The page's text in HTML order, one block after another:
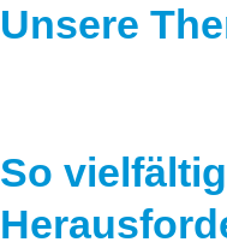
Unsere
So